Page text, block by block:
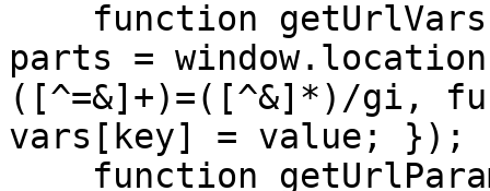
parts =
([^=&]+)=([^&]*)/gi,
vars[key] = value; });